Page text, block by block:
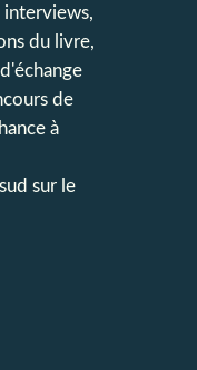
interviews,
du livre,
de
à
sur le